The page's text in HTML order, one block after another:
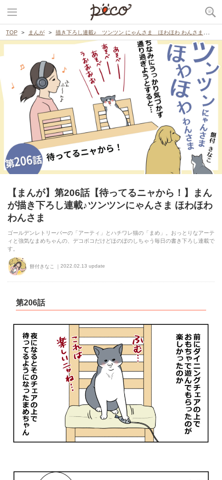
TOP まんが 描き下ろし連載♪ ツンツン にゃんさま ほわほわ わんさま
【まんが】第206話【待ってるニャから！】まん
が描き下ろし連載♪ツンツンにゃんさま ほわほわ
わんさま
ゴールデンレトリーバーの「アーティ」とハチワレ猫の「まめ」。おっとりなアーテ
ィと強気なまめちゃんの、デコボコだけどほのぼのしちゃう毎日の書き下ろし連載で
す。
餅付きなこ 2022.02.13 update
第206話